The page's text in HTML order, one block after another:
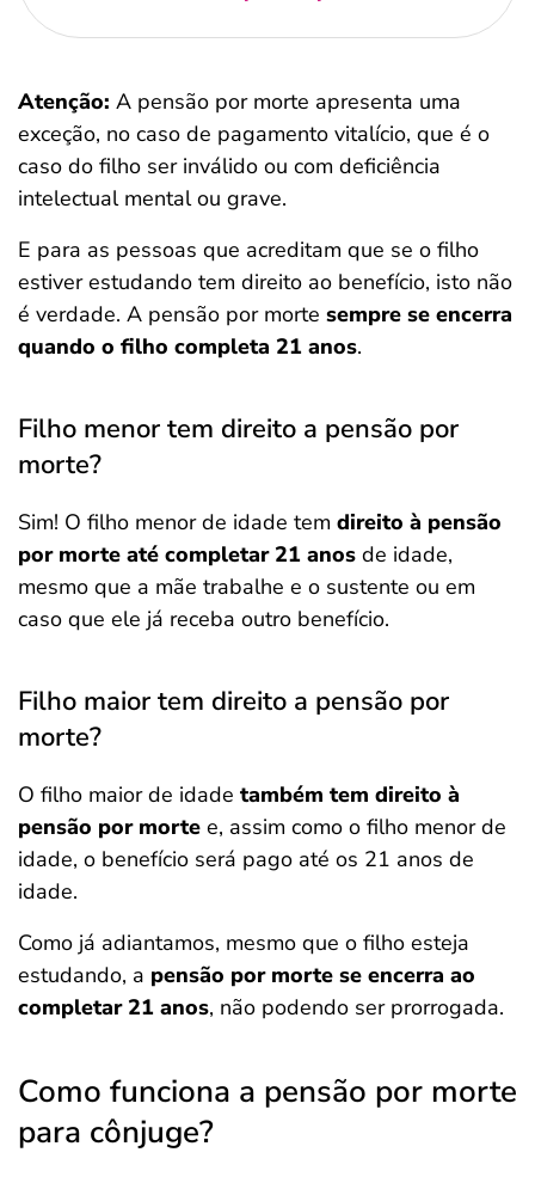
Atenção: A pensão por morte apresenta uma
exceção, no caso de pagamento vitalício, que é o
caso do filho ser inválido ou com deficiência
intelectual mental ou grave.
E para as pessoas que acreditam que se o filho
estiver estudando tem direito ao benefício, isto não
é verdade. A pensão por morte sempre se encerra
quando o filho completa 21 anos.
Filho menor tem direito a pensão por
morte?
Sim! O filho menor de idade tem direito à pensão
por morte até completar 21 anos de idade,
mesmo que a mãe trabalhe e o sustente ou em
caso que ele já receba outro benefício.
Filho maior tem direito a pensão por
morte?
O filho maior de idade também tem direito à
pensão por morte e, assim como o filho menor de
idade, o benefício será pago até os 21 anos de
idade.
Como já adiantamos, mesmo que o filho esteja
estudando, a pensão por morte se encerra ao
completar 21 anos, não podendo ser prorrogada.
Como funciona a pensão por morte
para cônjuge?